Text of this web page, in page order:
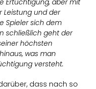
Leistung und der
Spieler sich dem
schließlich geht der
höchsten
was man
versteht.
dass nach so